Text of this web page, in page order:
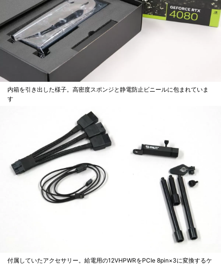
内箱を引き出した様子。高密度スポンジと静電防止ビニールに包まれていま
す
付属していたアクセサリー。給電用の12VHPWRをPCIe 8pin×3に変換するケ